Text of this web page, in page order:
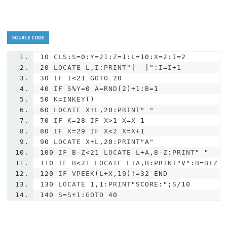
10 CLS : S=0 :Y=21 : Z=1 : L=10 :X=2 : I=2
20
LOCATE L , I : PRINT "|  |" : I=I+1
30
IF I<21 GOTO 20
40
IF S%Y=0 A=RND ( 2 )+1 : B=1
50
K=INKEY ()
60
LOCATE X+L , 20 : PRINT " "
70
IF K=28 IF X>1 X=X - 1
80
IF K=29 IF X<2 X=X+1
90
LOCATE X+L , 20 : PRINT "A"
100
IF B - Z<21 LOCATE L+A , B - Z : PRINT " "
110
IF B<21 LOCATE L+A , B : PRINT "V" : B=B+Z
120
IF VPEEK ( L+X , 19 )!=32
END
130
LOCATE 1 , 1 : PRINT "SCORE:" ; S / 10
140
S=S+1 :GOTO 40